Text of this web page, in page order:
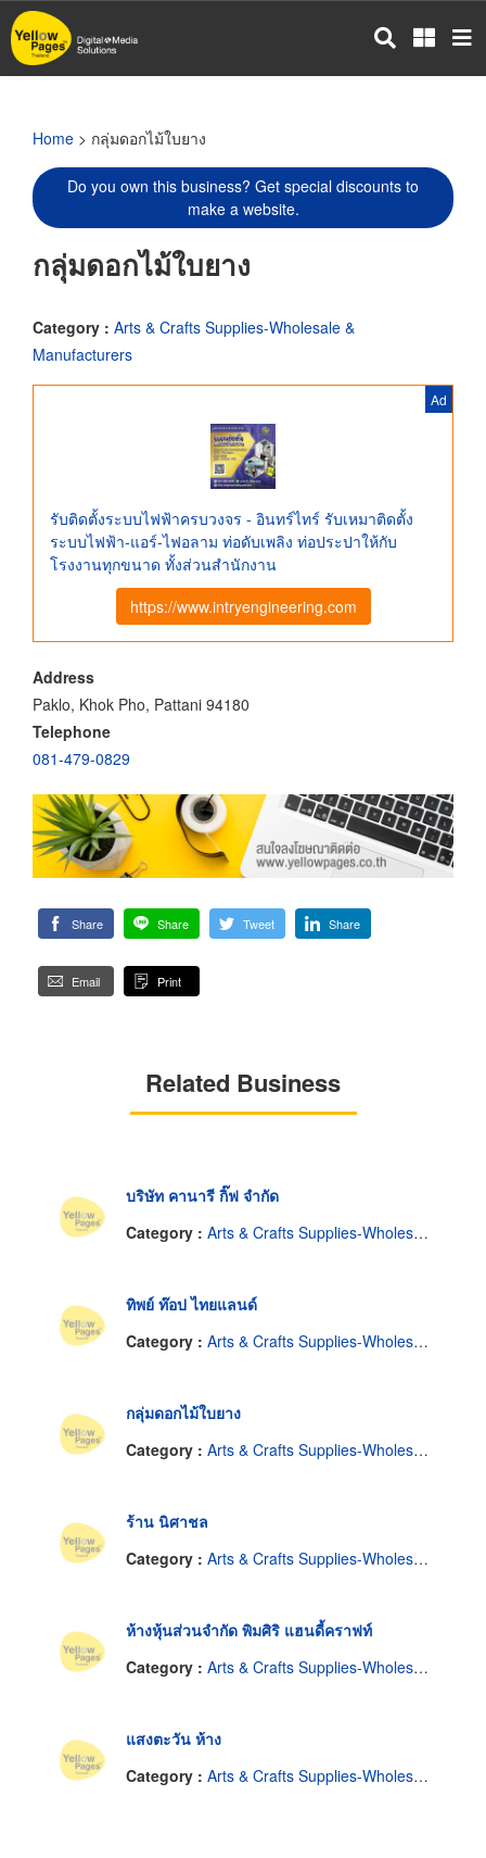
Skip
to
main
Home > กลุ่มดอกไม้ใบยาง
Do you own this business? Get special discounts to
make a website.
กลุ่มดอกไม้ใบยาง
Category : Arts & Crafts Supplies-Wholesale &
Manufacturers
Ad
รับติดตั้งระบบไฟฟ้าครบวงจร - อินทร์ไทร์ รับเหมาติดตั้ง
ระบบไฟฟ้า-แอร์-ไฟอลาม ท่อดับเพลิง ท่อประปาให้กับ
โรงงานทุกขนาด ทั้งส่วนสำนักงาน
https://www.intryengineering.com
Address
Paklo, Khok Pho, Pattani 94180
Telephone
081-479-0829
Share Share Tweet Share
Email Print
Related Business
บริษัท คานารี กิ๊ฟ จำกัด
Category : Arts & Crafts Supplies-Wholesale & Manufacturers
ทิพย์ ท๊อป ไทยแลนด์
Category : Arts & Crafts Supplies-Wholesale & Manufacturers
กลุ่มดอกไม้ใบยาง
Category : Arts & Crafts Supplies-Wholesale & Manufacturers
ร้าน นิศาชล
Category : Arts & Crafts Supplies-Wholesale & Manufacturers
ห้างหุ้นส่วนจำกัด พิมศิริ แฮนดี้คราฟท์
Category : Arts & Crafts Supplies-Wholesale & Manufacturers
แสงตะวัน ห้าง
Category : Arts & Crafts Supplies-Wholesale & Manufacturers